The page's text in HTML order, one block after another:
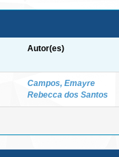
Autor(es)
Campos, Emayre
Rebecca dos Santos